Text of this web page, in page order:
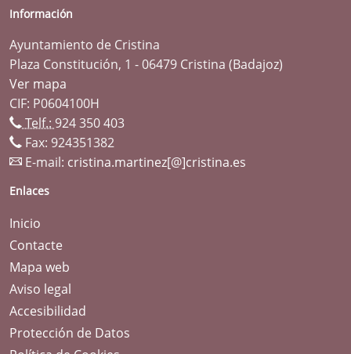
Información
Ayuntamiento de Cristina
Plaza Constitución, 1 - 06479 Cristina (Badajoz)
Ver mapa
CIF: P0604100H
Telf.: 924 350 403
Fax: 924351382
E-mail: cristina.martinez[@]cristina.es
Enlaces
Inicio
Contacte
Mapa web
Aviso legal
Accesibilidad
Protección de Datos